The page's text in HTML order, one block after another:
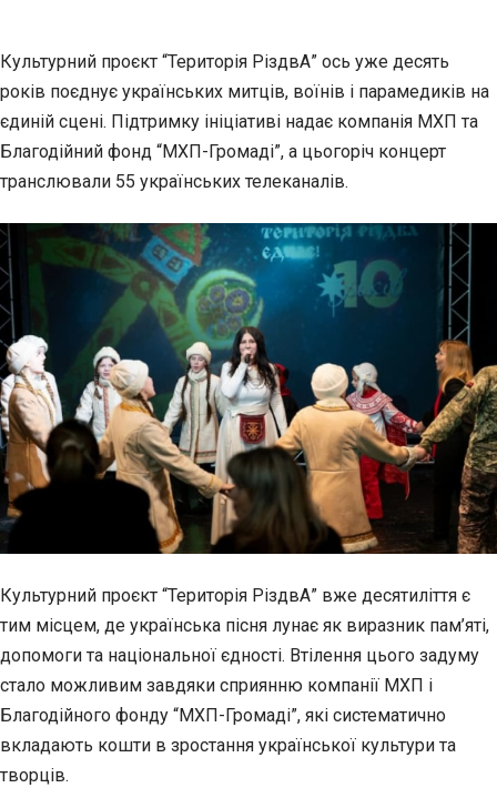
Культурний проєкт “Територія РіздвА” ось уже десять
років поєднує українських митців, воїнів і парамедиків на
єдиній сцені. Підтримку ініціативі надає компанія МХП та
Благодійний фонд “МХП-Громаді”, а цьогоріч концерт
транслювали 55 українських телеканалів.
Культурний проєкт “Територія РіздвА” вже десятиліття є
тим місцем, де українська пісня лунає як виразник пам’яті,
допомоги та національної єдності. Втілення цього задуму
стало можливим завдяки сприянню компанії МХП і
Благодійного фонду “МХП-Громаді”, які систематично
вкладають кошти в зростання української культури та
творців.